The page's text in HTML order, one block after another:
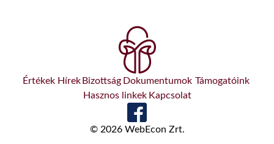
Értékek Hírek Bizottság Dokumentumok Támogatóink
Hasznos linkek Kapcsolat
© 2026 WebEcon Zrt.